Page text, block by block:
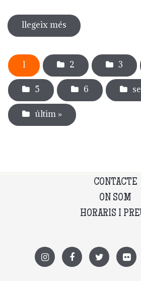
llegeix més sobre
bestials.
Pàgines
1 2 3
5 6
últim »
CONTACTE
ON SOM
HORARIS I